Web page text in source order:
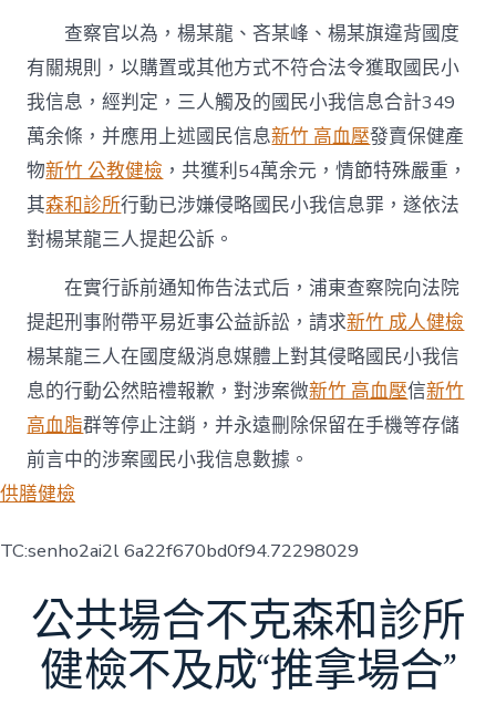
查察官以為，楊某龍、吝某峰、楊某旗違背國度
有關規則，以購置或其他方式不符合法令獲取國民小
我信息，經判定，三人觸及的國民小我信息合計349
萬余條，并應用上述國民信息新竹 高血壓發賣保健產
物新竹 公教健檢 ，共獲利54萬余元，情節特殊嚴重，
其森和診所行動已涉嫌侵略國民小我信息罪，遂依法
對楊某龍三人提起公訴。
在實行訴前通知佈告法式后，浦東查察院向法院
提起刑事附帶平易近事公益訴訟，請求新竹 成人健檢
楊某龍三人在國度級消息媒體上對其侵略國民小我信
息的行動公然賠禮報歉，對涉案微新竹 高血壓信新竹
高血脂群等停止注銷，并永遠刪除保留在手機等存儲
前言中的涉案國民小我信息數據。
供膳健檢
TC:senho2ai2l 6a22f670bd0f94.72298029
公共場合不克森和診所
健檢不及成“推拿場合”